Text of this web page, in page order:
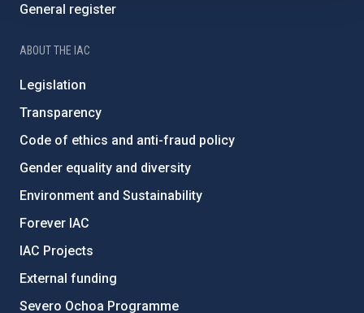
General register
ABOUT THE IAC
Legislation
Transparency
Code of ethics and anti-fraud policy
Gender equality and diversity
Environment and Sustainability
Forever IAC
IAC Projects
External funding
Severo Ochoa Programme